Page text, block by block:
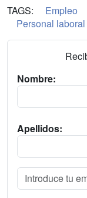
TAGS: Empleo
Personal laboral
Nombre:
Apellidos: